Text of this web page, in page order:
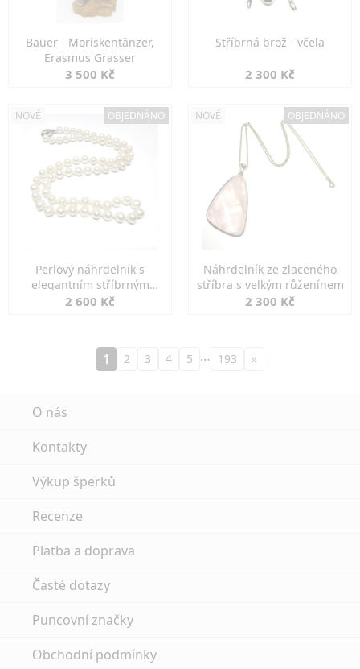
Bauer - Moriskentänzer,
Erasmus Grasser
3 500 Kč
Stříbrná brož - včela
2 300 Kč
NOVÉ OBJEDNÁNO
Perlový náhrdelník s
elegantním stříbrným
zapínáním
2 600 Kč
NOVÉ OBJEDNÁNO
Náhrdelník ze zlaceného
stříbra s velkým růženínem
2 300 Kč
1 2 3 4 5 … 193 »
O nás
Kontakty
Výkup šperků
Recenze
Platba a doprava
Časté dotazy
Puncovní značky
Obchodní podmínky